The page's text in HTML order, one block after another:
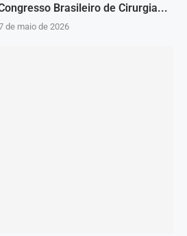
Brasileiro de Cirurgia...
de maio de 2026